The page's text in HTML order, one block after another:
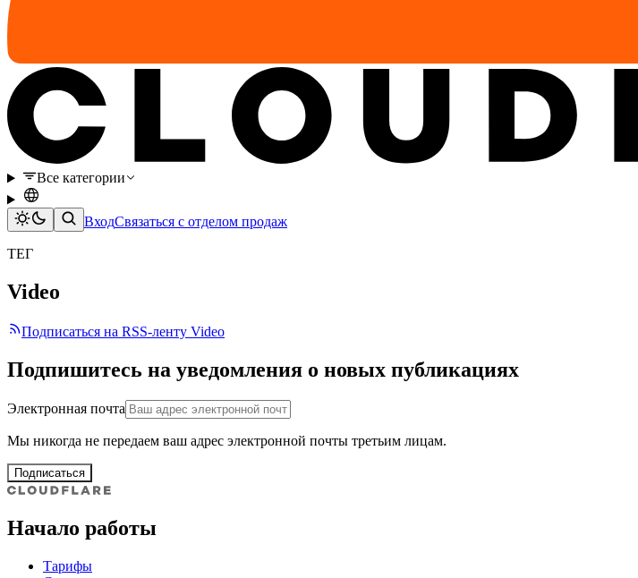
Все категории
ВходСвязаться с отделом продаж
ТЕГ
Video
Подписаться на RSS-ленту Video
Подпишитесь на уведомления о новых публикациях
Электронная почта
Мы никогда не передаем ваш адрес электронной почты третьим лицам.
Подписаться
Начало работы
Тарифы